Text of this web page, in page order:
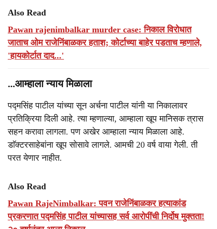
Also Read
Pawan rajenimbalkar murder case: निकाल विरोधात
जाताच ओम राजेनिंबाळकर हताश; कोर्टाच्या बाहेर पडताच म्हणाले,
'हायकोर्टात दाद...'
...आम्हाला न्याय मिळाला
पद्मसिंह पाटील यांच्या सून अर्चना पाटील यांनी या निकालावर
प्रतिक्रिया दिली आहे. त्या म्हणाल्या, आम्हाला खूप मानिसक त्रास
सहन करावा लागला. पण अखेर आम्हाला न्याय मिळाला आहे.
डाॅक्टरसाहेबांना खूप सोसावे लागले. आमची 20 वर्ष वाया गेली. ती
परत येणार नाहीत.
Also Read
Pawan RajeNimbalkar: पवन राजेनिंबाळकर हत्याकांड
प्रकरणात पद्मसिंह पाटील यांच्यासह सर्व आरोपींची निर्दोष मुक्तता!